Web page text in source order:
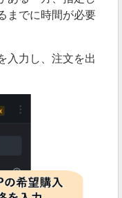
までに時間が必要
入力し、注文を出